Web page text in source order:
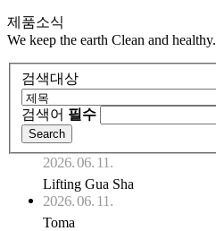
제품소식
We keep the earth Clean and healthy.
검색대상
검색어 필수
2026. 06. 11.
Lifting Gua Sha
2026. 06. 11.
Toma